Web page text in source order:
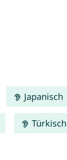
Japanisch
Türkisch